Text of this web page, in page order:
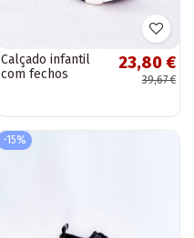
Calçado infantil
com fechos
23,80 €
39,67 €
-15%